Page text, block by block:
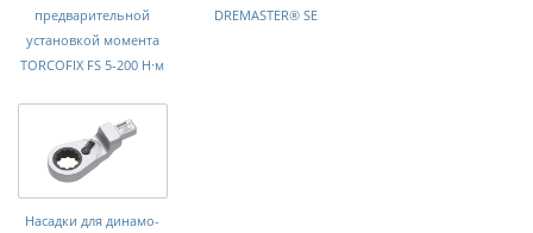
предварительной
установкой момента
TORCOFIX FS 5-200 Н·м
DREMASTER® SE
Насадки для динамо-